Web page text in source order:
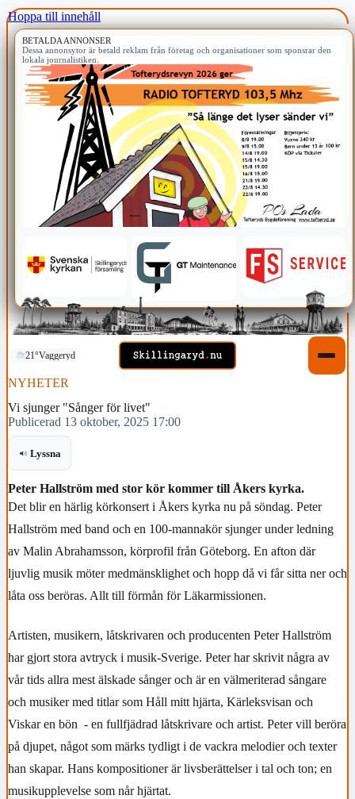
Hoppa till innehåll
BETALDA ANNONSER
Dessa annonsytor är betald reklam från företag och organisationer som sponsrar den
lokala journalistiken.
21°Vaggeryd
NYHETER
Vi sjunger "Sånger för livet"
Publicerad 13 oktober, 2025 17:00
Lyssna
Peter Hallström med stor kör kommer till Åkers kyrka.
Det blir en härlig körkonsert i Åkers kyrka nu på söndag. Peter
Hallström med band och en 100-mannakör sjunger under ledning
av Malin Abrahamsson, körprofil från Göteborg. En afton där
ljuvlig musik möter medmänsklighet och hopp då vi får sitta ner och
låta oss beröras. Allt till förmån för Läkarmissionen.
Artisten, musikern, låtskrivaren och producenten Peter Hallström
har gjort stora avtryck i musik-Sverige. Peter har skrivit några av
vår tids allra mest älskade sånger och är en välmeriterad sångare
och musiker med titlar som Håll mitt hjärta, Kärleksvisan och
Viskar en bön - en fullfjädrad låtskrivare och artist. Peter vill beröra
på djupet, något som märks tydligt i de vackra melodier och texter
han skapar. Hans kompositioner är livsberättelser i tal och ton; en
musikupplevelse som når hjärtat.